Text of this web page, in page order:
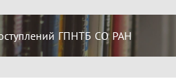
ГПНТБ СО РАН